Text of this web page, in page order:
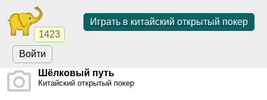
1423
Войти
Играть в китайский открытый покер
Шёлковый путь
Китайский открытый покер